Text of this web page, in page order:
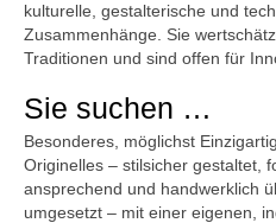
kulturelle, gestalterische und
Zusammenhänge. Sie
Traditionen und sind offen für
Sie suchen …
Besonderes, möglichst
Originelles – stilsicher gestaltet,
ansprechend und handwerklich
umgesetzt – mit einer eigenen,